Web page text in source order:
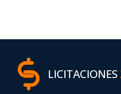
LICITACIONES